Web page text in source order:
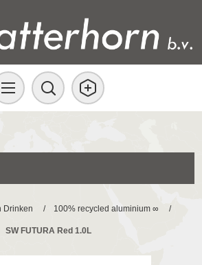
Drinken / 100% recycled aluminium ∞ /
SW FUTURA Red 1.0L